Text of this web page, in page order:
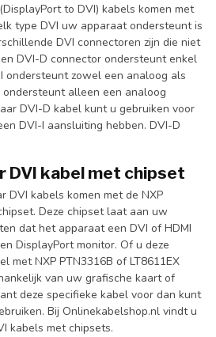
to DVI) kabels komen met
type DVI uw apparaat ondersteunt is
DVI connectoren zijn die niet
DVI-D connector ondersteunt enkel
ondersteunt zowel een analoog als
alleen een analoog
DVI-D kabel kunt u gebruiken voor
DVI-I aansluiting hebben. DVI-D
DVI kabel met chipset
DVI kabels komen met de NXP
Deze chipset laat aan uw
dat het apparaat een DVI of HDMI
DisplayPort monitor. Of u deze
met NXP PTN3316B of LT8611EX
van uw grafische kaart of
deze specifieke kabel voor dan kunt
Bij Onlinekabelshop.nl vindt u
kabels met chipsets.